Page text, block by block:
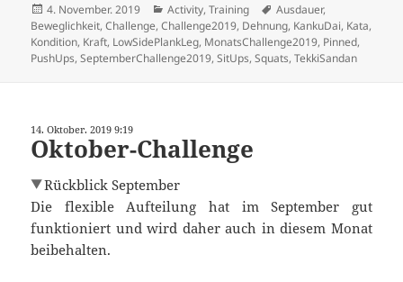
Veröffentlicht
am
4. November. 2019 Kategorien
Activity,Training Schlagwörter
Ausdauer,
Beweglichkeit,Challenge,Challenge2019, Dehnung, KankuDai, Kata,
Kondition, Kraft, LowSidePlankLeg, MonatsChallenge2019, Pinned,
PushUps,SeptemberChallenge2019,SitUps,Squats,TekkiSandan
14. Oktober. 2019 9:19
Oktober-Challenge
Rückblick September
Die flexible Aufteilung hat im September gut
funktioniert und wird daher auch in diesem Monat
beibehalten.